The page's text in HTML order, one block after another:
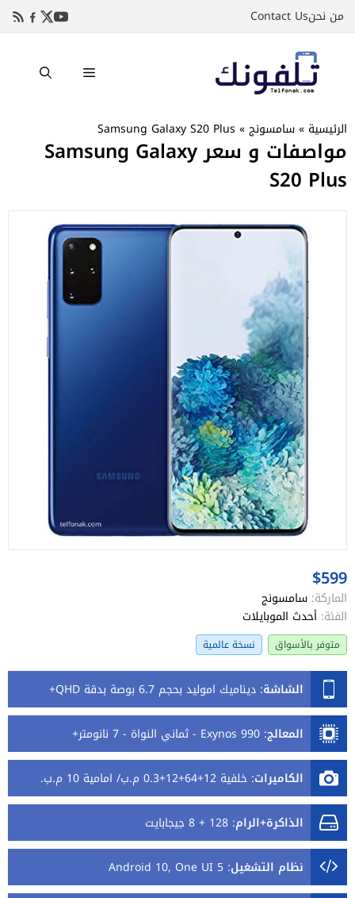
إلىمن نحنContact Us
القائمة
الرئيسية »سامسونج»
Samsung Galaxy S20 Plus
مواصفات و سعر Samsung Galaxy
S20 Plus
$599
الماركة: سامسونج
الفئة: أحدث الموبايلات
متوفر بالأسواق نسخة عالمية
الشاشة: ديناميك اموليد بحجم 6.7 بوصة بدقة QHD+
المعالج: Exynos 990 - ثماني النواة - 7 نانومتر+
الكاميرات: خلفية 12+64+12+0.3 م.ب/ امامية 10 م.ب.
الذاكرة+الرام: 128 + 8 جيجابايت
نظام التشغيل:
Android 10, One UI 5